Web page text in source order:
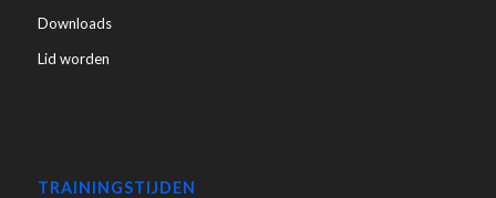
Downloads
Lid worden
TRAININGSTIJDEN